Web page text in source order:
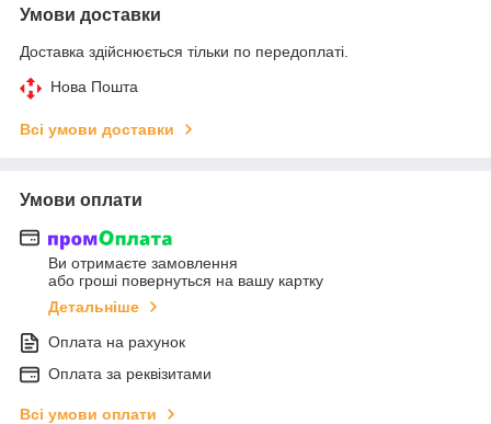
Умови доставки
Доставка здійснюється тільки по передоплаті.
Нова Пошта
Всі умови доставки
Умови оплати
Ви отримаєте замовлення
або гроші повернуться на вашу картку
Детальніше
Оплата на рахунок
Оплата за реквізитами
Всі умови оплати